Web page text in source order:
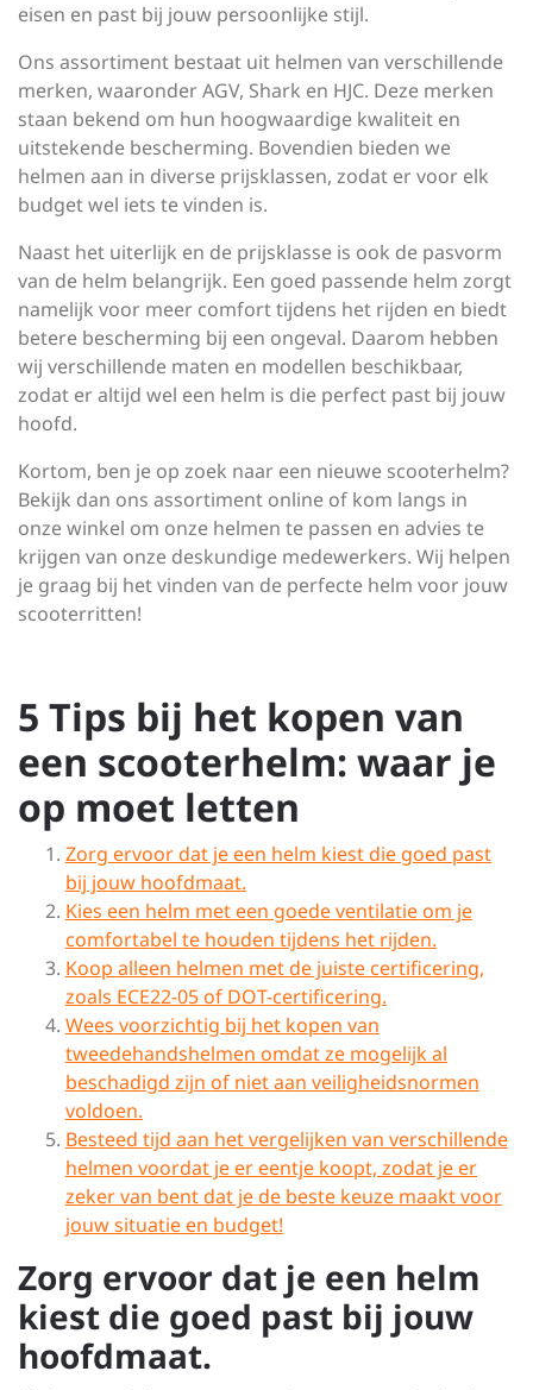
eisen en past bij jouw persoonlijke stijl.
Ons assortiment bestaat uit helmen van verschillende
merken, waaronder AGV, Shark en HJC. Deze merken
staan bekend om hun hoogwaardige kwaliteit en
uitstekende bescherming. Bovendien bieden we
helmen aan in diverse prijsklassen, zodat er voor elk
budget wel iets te vinden is.
Naast het uiterlijk en de prijsklasse is ook de pasvorm
van de helm belangrijk. Een goed passende helm zorgt
namelijk voor meer comfort tijdens het rijden en biedt
betere bescherming bij een ongeval. Daarom hebben
wij verschillende maten en modellen beschikbaar,
zodat er altijd wel een helm is die perfect past bij jouw
hoofd.
Kortom, ben je op zoek naar een nieuwe scooterhelm?
Bekijk dan ons assortiment online of kom langs in
onze winkel om onze helmen te passen en advies te
krijgen van onze deskundige medewerkers. Wij helpen
je graag bij het vinden van de perfecte helm voor jouw
scooterritten!
5 Tips bij het kopen van
een scooterhelm: waar je
op moet letten
Zorg ervoor dat je een helm kiest die goed past
bij jouw hoofdmaat.
Kies een helm met een goede ventilatie om je
comfortabel te houden tijdens het rijden.
Koop alleen helmen met de juiste certificering,
zoals ECE22-05 of DOT-certificering.
Wees voorzichtig bij het kopen van
tweedehandshelmen omdat ze mogelijk al
beschadigd zijn of niet aan veiligheidsnormen
voldoen.
Besteed tijd aan het vergelijken van verschillende
helmen voordat je er eentje koopt, zodat je er
zeker van bent dat je de beste keuze maakt voor
jouw situatie en budget!
Zorg ervoor dat je een helm
kiest die goed past bij jouw
hoofdmaat.